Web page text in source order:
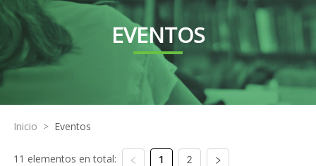
EVENTOS
Inicio > Eventos
11 elementos en total: 1 2